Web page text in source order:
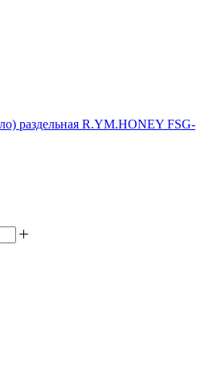
раздельная R.YM.HONEY FSG-